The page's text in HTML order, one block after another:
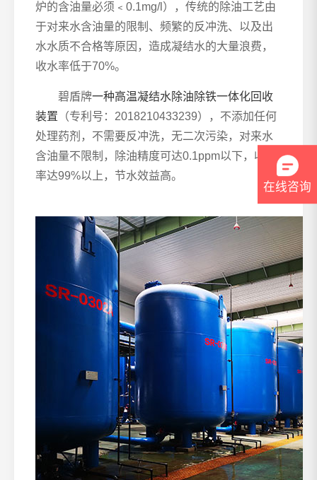
炉的含油量必须﹤0.1mg/l），传统的除油工艺由
于对来水含油量的限制、频繁的反冲洗、以及出
水水质不合格等原因，造成凝结水的大量浪费，
收水率低于70%。
碧盾牌一种高温凝结水除油除铁一体化回收
装置 （专利号：2018210433239），不添加任何
处理药剂，不需要反冲洗，无二次污染，对来水
含油量不限制，除油精度可达0.1ppm以下，收水
率达99%以上，节水效益高。
在线咨询